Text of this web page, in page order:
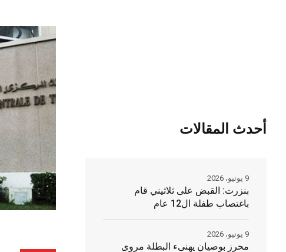
أحدث المقالات
بنزرت: القبض على ثلاثيني قام
باغتصاب طفلة ال12 عام
9 يونيو، 2026
محرز بوصيان يهنىء البطلة مروى
9 يونيو، 2026